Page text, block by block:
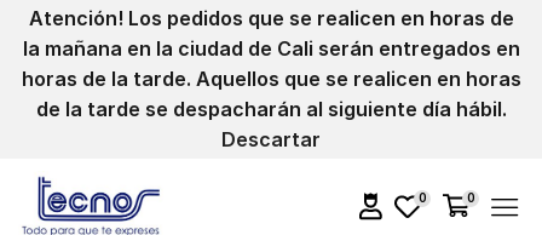
Atención! Los pedidos que se realicen en horas de
la mañana en la ciudad de Cali serán entregados en
horas de la tarde. Aquellos que se realicen en horas
de la tarde se despacharán al siguiente día hábil.
Descartar
0 0